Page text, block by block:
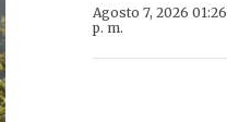
Agosto 7, 2026 01:26
p. m.